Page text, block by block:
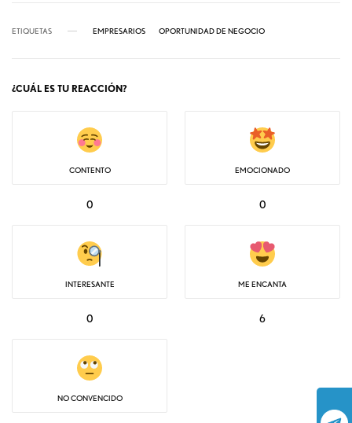
ETIQUETAS EMPRESARIOS OPORTUNIDAD DE NEGOCIO
¿CUÁL ES TU REACCIÓN?
CONTENTO
0
EMOCIONADO
0
INTERESANTE
0
ME ENCANTA
6
NO CONVENCIDO